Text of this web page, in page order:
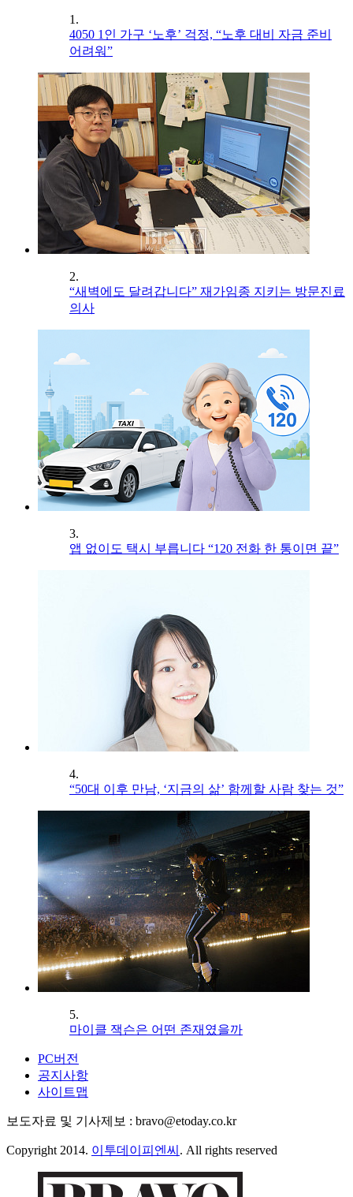
1.
4050 1인 가구 ‘노후’ 걱정, “노후 대비 자금 준비
어려워”
2.
“새벽에도 달려갑니다” 재가임종 지키는 방문진료
의사
3.
앱 없이도 택시 부릅니다 “120 전화 한 통이면 끝”
4.
“50대 이후 만남, ‘지금의 삶’ 함께할 사람 찾는 것”
5.
마이클 잭슨은 어떤 존재였을까
PC버전
공지사항
사이트맵
보도자료 및 기사제보 : bravo@etoday.co.kr
Copyright 2014. 이투데이피엔씨 . All rights reserved